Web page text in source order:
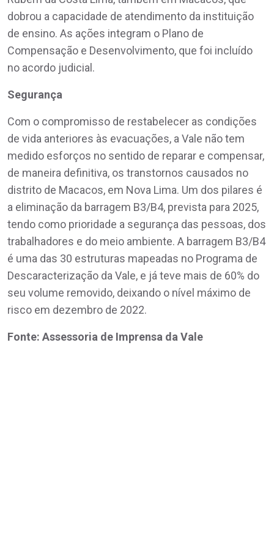
dobrou a capacidade de atendimento da instituição
de ensino. As ações integram o Plano de
Compensação e Desenvolvimento, que foi incluído
no acordo judicial.
Segurança
Com o compromisso de restabelecer as condições
de vida anteriores às evacuações, a Vale não tem
medido esforços no sentido de reparar e compensar,
de maneira definitiva, os transtornos causados no
distrito de Macacos, em Nova Lima. Um dos pilares é
a eliminação da barragem B3/B4, prevista para 2025,
tendo como prioridade a segurança das pessoas, dos
trabalhadores e do meio ambiente. A barragem B3/B4
é uma das 30 estruturas mapeadas no Programa de
Descaracterização da Vale, e já teve mais de 60% do
seu volume removido, deixando o nível máximo de
risco em dezembro de 2022.
Fonte: Assessoria de Imprensa da Vale